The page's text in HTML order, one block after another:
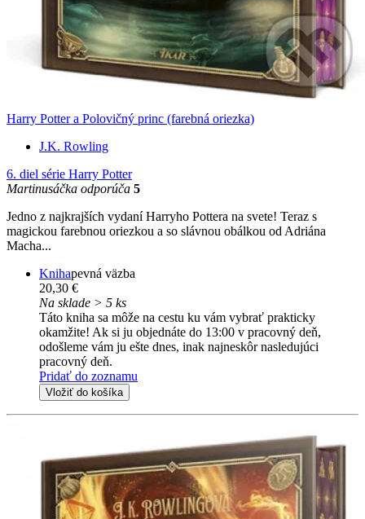
Harry Potter a Polovičný princ (farebná oriezka)
J.K. Rowling
6. diel série Harry Potter
Martinusáčka odporúča 5
Jedno z najkrajších vydaní Harryho Pottera na svete! Teraz s
magickou farebnou oriezkou a so slávnou obálkou od Adriána
Macha...
Knihapevná väzba
20,30 €
Na sklade > 5 ks
Táto kniha sa môže na cestu ku vám vybrať prakticky
okamžite! Ak si ju objednáte do 13:00 v pracovný deň,
odošleme vám ju ešte dnes, inak najneskôr nasledujúci
pracovný deň.
Pridať do zoznamu
Vložiť do košíka